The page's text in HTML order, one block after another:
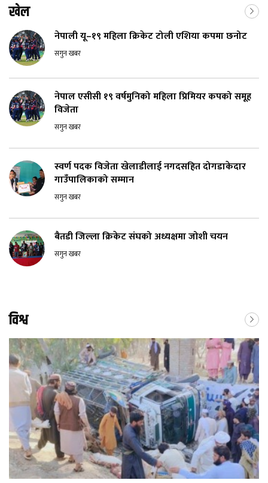
खेल
नेपाली यू–१९ महिला क्रिकेट टोली एशिया कपमा छनोट
सगुन खबर
नेपाल एसीसी १९ वर्षमुनिको महिला प्रिमियर कपको समूह
विजेता
सगुन खबर
स्वर्ण पदक विजेता खेलाडीलाई नगदसहित दोगडाकेदार
गाउँपालिकाको सम्मान
सगुन खबर
बैतडी जिल्ला क्रिकेट संघको अध्यक्षमा जोशी चयन
सगुन खबर
विश्व